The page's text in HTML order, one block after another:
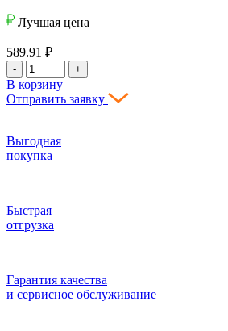
Лучшая цена
589.91 ₽
- +
В корзину
Отправить заявку
Выгодная
покупка
Быстрая
отгрузка
Гарантия качества
и сервисное обслуживание